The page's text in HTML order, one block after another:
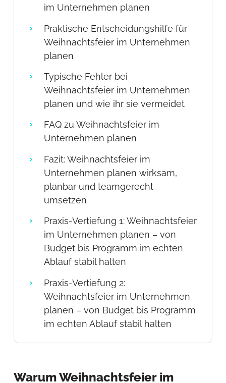
im Unternehmen planen
Praktische Entscheidungshilfe für
Weihnachtsfeier im Unternehmen
planen
Typische Fehler bei
Weihnachtsfeier im Unternehmen
planen und wie ihr sie vermeidet
FAQ zu Weihnachtsfeier im
Unternehmen planen
Fazit: Weihnachtsfeier im
Unternehmen planen wirksam,
planbar und teamgerecht
umsetzen
Praxis-Vertiefung 1: Weihnachtsfeier
im Unternehmen planen – von
Budget bis Programm im echten
Ablauf stabil halten
Praxis-Vertiefung 2:
Weihnachtsfeier im Unternehmen
planen – von Budget bis Programm
im echten Ablauf stabil halten
Warum Weihnachtsfeier im